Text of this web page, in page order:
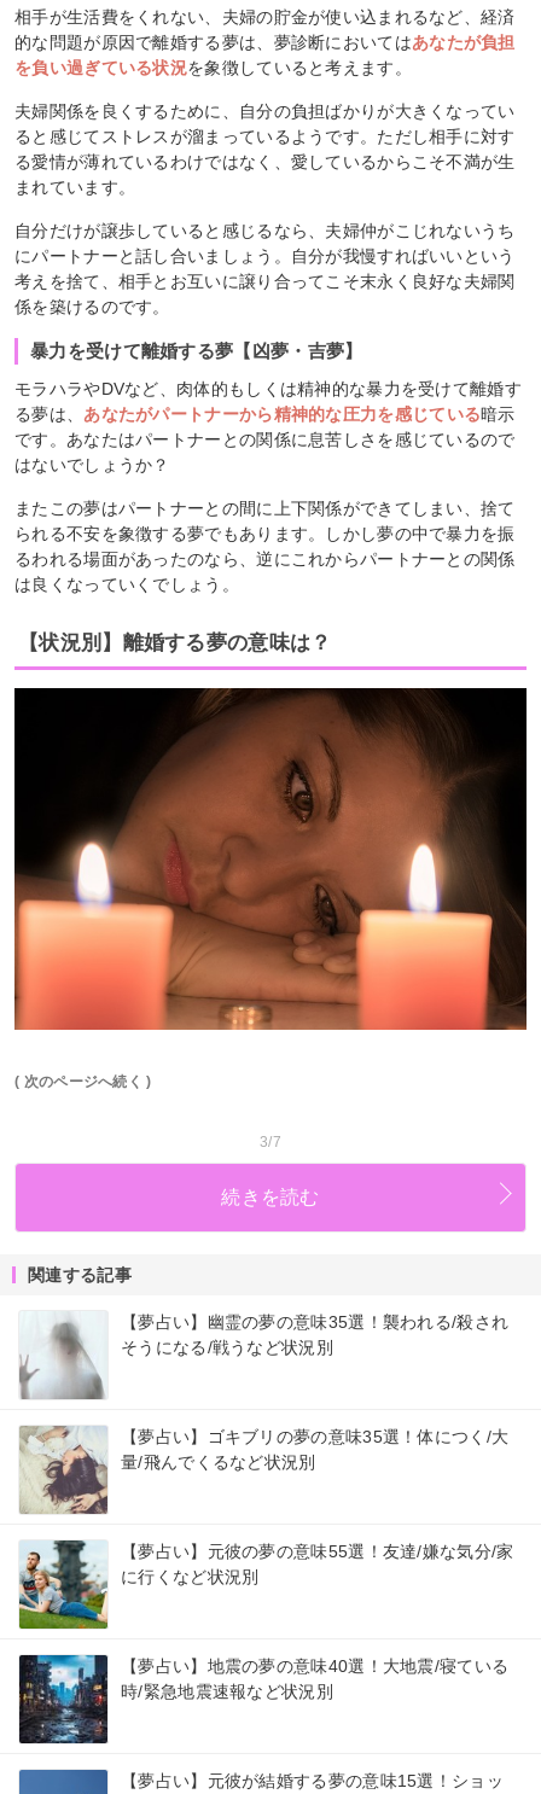
相手が生活費をくれない、夫婦の貯金が使い込まれるなど、経済
的な問題が原因で離婚する夢は、夢診断においてはあなたが負担
を負い過ぎている状況を象徴していると考えます。
夫婦関係を良くするために、自分の負担ばかりが大きくなってい
ると感じてストレスが溜まっているようです。ただし相手に対す
る愛情が薄れているわけではなく、愛しているからこそ不満が生
まれています。
自分だけが譲歩していると感じるなら、夫婦仲がこじれないうち
にパートナーと話し合いましょう。自分が我慢すればいいという
考えを捨て、相手とお互いに譲り合ってこそ末永く良好な夫婦関
係を築けるのです。
暴力を受けて離婚する夢【凶夢・吉夢】
モラハラやDVなど、肉体的もしくは精神的な暴力を受けて離婚す
る夢は、 あなたがパートナーから精神的な圧力を感じている暗示
です。あなたはパートナーとの関係に息苦しさを感じているので
はないでしょうか？
またこの夢はパートナーとの間に上下関係ができてしまい、捨て
られる不安を象徴する夢でもあります。しかし夢の中で暴力を振
るわれる場面があったのなら、逆にこれからパートナーとの関係
は良くなっていくでしょう。
【状況別】離婚する夢の意味は？
( 次のページへ続く )
3/7
続きを読む
関連する記事
【夢占い】幽霊の夢の意味35選！襲われる/殺され
そうになる/戦うなど状況別
【夢占い】ゴキブリの夢の意味35選！体につく/大
量/飛んでくるなど状況別
【夢占い】元彼の夢の意味55選！友達/嫌な気分/家
に行くなど状況別
【夢占い】地震の夢の意味40選！大地震/寝ている
時/緊急地震速報など状況別
【夢占い】元彼が結婚する夢の意味15選！ショッ